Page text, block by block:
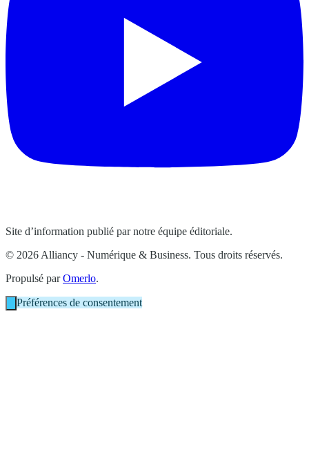
Site d’information publié par notre équipe éditoriale.
© 2026 Alliancy - Numérique & Business. Tous droits réservés.
Propulsé parOmerlo.
Préférences de consentement